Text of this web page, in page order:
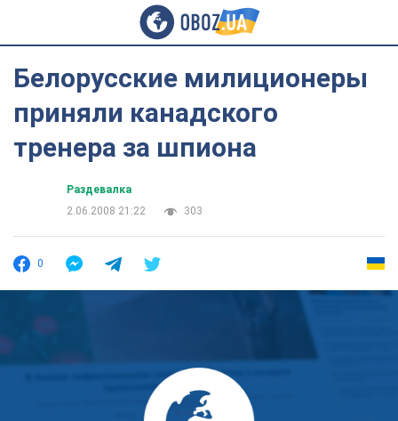
Белорусские милиционеры
приняли канадского
тренера за шпиона
Раздевалка
2.06.2008 21:22
303
0